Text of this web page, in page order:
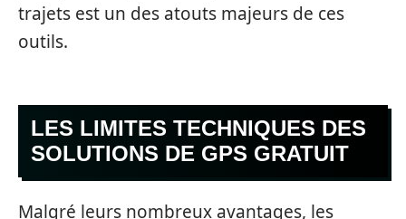
trajets est un des atouts majeurs de ces
outils.
LES LIMITES TECHNIQUES DES
SOLUTIONS DE GPS GRATUIT
Malgré leurs nombreux avantages, les